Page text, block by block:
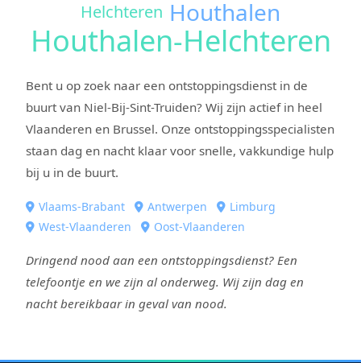
Helchteren Houthalen
Houthalen-Helchteren
Bent u op zoek naar een ontstoppingsdienst in de
buurt van Niel-Bij-Sint-Truiden? Wij zijn actief in heel
Vlaanderen en Brussel. Onze ontstoppingsspecialisten
staan dag en nacht klaar voor snelle, vakkundige hulp
bij u in de buurt.
Vlaams-Brabant Antwerpen
Limburg
West-Vlaanderen
Oost-Vlaanderen
Dringend nood aan een ontstoppingsdienst? Een
telefoontje en we zijn al onderweg. Wij zijn dag en
nacht bereikbaar in geval van nood.